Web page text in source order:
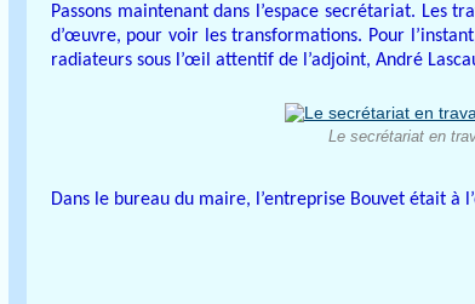
Passons maintenant dans l’espace secrétariat. Les
d’œuvre, pour voir les transformations. Pour
radiateurs sous l’œil attentif de l’adjoint, André
Le secrétariat en
Dans le bureau du maire, l’entreprise Bouvet était à